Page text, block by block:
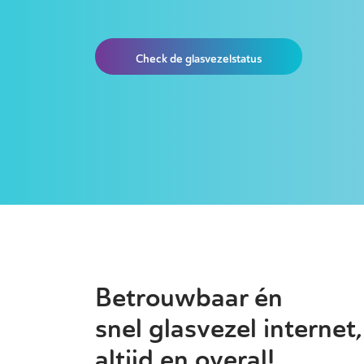
Check de glasvezelstatus
Betrouwbaar én
snel glasvezel internet,